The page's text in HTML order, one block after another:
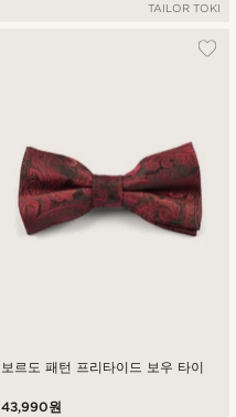
TAILOR TOKI
보르도 패턴 프리타이드 보우 타이
43,990원